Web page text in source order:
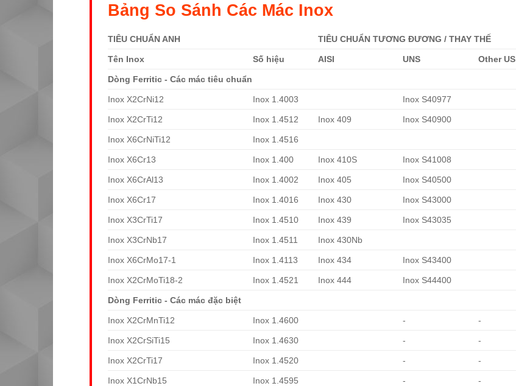
Bảng So Sánh Các Mác Inox
TIÊU CHUẨN ANH TIÊU CHUẨN TƯƠNG ĐƯƠNG / THAY THẾ
Tên Inox Số hiệu AISI UNS Other US
Dòng Ferritic - Các mác tiêu chuẩn
Inox X2CrNi12 Inox 1.4003 Inox S40977
Inox X2CrTi12 Inox 1.4512 Inox 409 Inox S40900
Inox X6CrNiTi12 Inox 1.4516
Inox X6Cr13 Inox 1.400 Inox 410S Inox S41008
Inox X6CrAl13 Inox 1.4002 Inox 405 Inox S40500
Inox X6Cr17 Inox 1.4016 Inox 430 Inox S43000
Inox X3CrTi17 Inox 1.4510 Inox 439 Inox S43035
Inox X3CrNb17 Inox 1.4511 Inox 430Nb
Inox X6CrMo17-1 Inox 1.4113 Inox 434 Inox S43400
Inox X2CrMoTi18-2 Inox 1.4521 Inox 444 Inox S44400
Dòng Ferritic - Các mác đặc biệt
Inox X2CrMnTi12 Inox 1.4600 - -
Inox X2CrSiTi15 Inox 1.4630 - -
Inox X2CrTi17 Inox 1.4520 - -
Inox X1CrNb15 Inox 1.4595 - -